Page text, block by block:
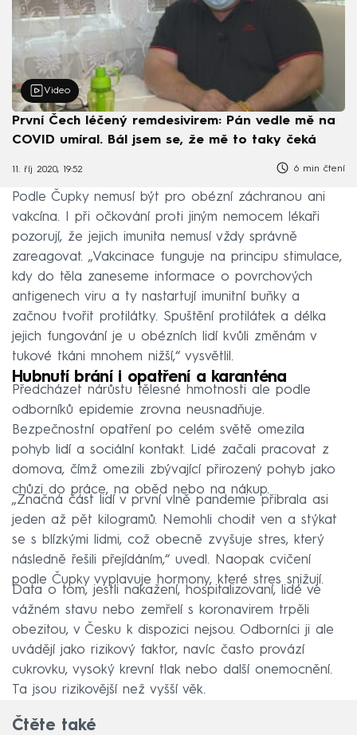
Video
První Čech léčený remdesivirem: Pán vedle mě na
COVID umíral. Bál jsem se, že mě to taky čeká
11. říj 2020, 19:52 6 min čtení
Podle Čupky nemusí být pro obézní záchranou ani
vakcína. I při očkování proti jiným nemocem lékaři
pozorují, že jejich imunita nemusí vždy správně
zareagovat. „Vakcinace funguje na principu stimulace,
kdy do těla zaneseme informace o povrchových
antigenech viru a ty nastartují imunitní buňky a
začnou tvořit protilátky. Spuštění protilátek a délka
jejich fungování je u obézních lidí kvůli změnám v
tukové tkáni mnohem nižší,“ vysvětlil.
Hubnutí brání i opatření a karanténa
Předcházet nárůstu tělesné hmotnosti ale podle
odborníků epidemie zrovna neusnadňuje.
Bezpečnostní opatření po celém světě omezila
pohyb lidí a sociální kontakt. Lidé začali pracovat z
domova, čímž omezili zbývající přirozený pohyb jako
chůzi do práce, na oběd nebo na nákup.
„Značná část lidí v první vlně pandemie přibrala asi
jeden až pět kilogramů. Nemohli chodit ven a stýkat
se s blízkými lidmi, což obecně zvyšuje stres, který
následně řešili přejídáním,“ uvedl. Naopak cvičení
podle Čupky vyplavuje hormony, které stres snižují.
Data o tom, jestli nakažení, hospitalizovaní, lidé ve
vážném stavu nebo zemřelí s koronavirem trpěli
obezitou, v Česku k dispozici nejsou. Odborníci ji ale
uvádějí jako rizikový faktor, navíc často provází
cukrovku, vysoký krevní tlak nebo další onemocnění.
Ta jsou rizikovější než vyšší věk.
Čtěte také